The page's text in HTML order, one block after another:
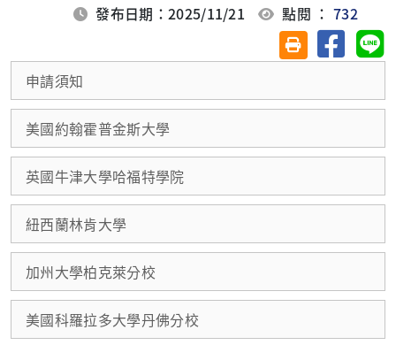
發布日期：2025/11/21 點閱 ：732
友善列印(另開視
分享至
申請須知
美國約翰霍普金斯大學
英國牛津大學哈福特學院
紐西蘭林肯大學
加州大學柏克萊分校
美國科羅拉多大學丹佛分校